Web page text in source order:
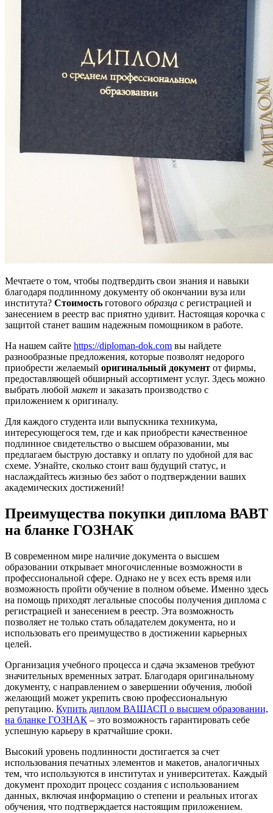
Мечтаете о том, чтобы подтвердить свои знания и навыки
благодаря подлинному документу об окончании вуза или
института? Стоимость готового образца с регистрацией и
занесением в реестр вас приятно удивит. Настоящая корочка с
защитой станет вашим надежным помощником в работе.
На нашем сайте https://diploman-dok.com вы найдете
разнообразные предложения, которые позволят недорого
приобрести желаемый оригинальный документ от фирмы,
предоставляющей обширный ассортимент услуг. Здесь можно
выбрать любой макет и заказать производство с
приложением к оригиналу.
Для каждого студента или выпускника техникума,
интересующегося тем, где и как приобрести качественное
подлинное свидетельство о высшем образовании, мы
предлагаем быструю доставку и оплату по удобной для вас
схеме. Узнайте, сколько стоит ваш будущий статус, и
наслаждайтесь жизнью без забот о подтверждении ваших
академических достижений!
Преимущества покупки диплома ВАВТ
на бланке ГОЗНАК
В современном мире наличие документа о высшем
образовании открывает многочисленные возможности в
профессиональной сфере. Однако не у всех есть время или
возможность пройти обучение в полном объеме. Именно здесь
на помощь приходят легальные способы получения диплома с
регистрацией и занесением в реестр. Эта возможность
позволяет не только стать обладателем документа, но и
использовать его преимущество в достижении карьерных
целей.
Организация учебного процесса и сдача экзаменов требуют
значительных временных затрат. Благодаря оригинальному
документу, с направлением о завершении обучения, любой
желающий может укрепить свою профессиональную
репутацию. Купить диплом ВАШАСП о высшем образовании,
на бланке ГОЗНАК – это возможность гарантировать себе
успешную карьеру в кратчайшие сроки.
Высокий уровень подлинности достигается за счет
использования печатных элементов и макетов, аналогичных
тем, что используются в институтах и университетах. Каждый
документ проходит процесс создания с использованием
данных, включая информацию о степени и реальных итогах
обучения, что подтверждается настоящим приложением.